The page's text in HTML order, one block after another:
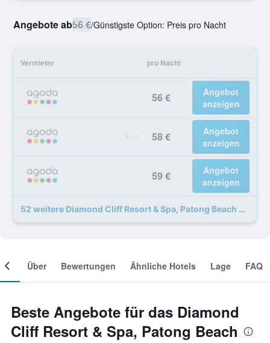
Angebote ab56 €/Günstigste Option: Preis pro Nacht
Vermieter pro Nacht
56 €
Angebot
anzeigen
58 €
Angebot
anzeigen
59 €
Angebot
anzeigen
52 weitere Diamond Cliff Resort & Spa, Patong Beach Angebote
Über Bewertungen Ähnliche Hotels Lage FAQ
Beste Angebote für das Diamond
Cliff Resort & Spa, Patong Beach